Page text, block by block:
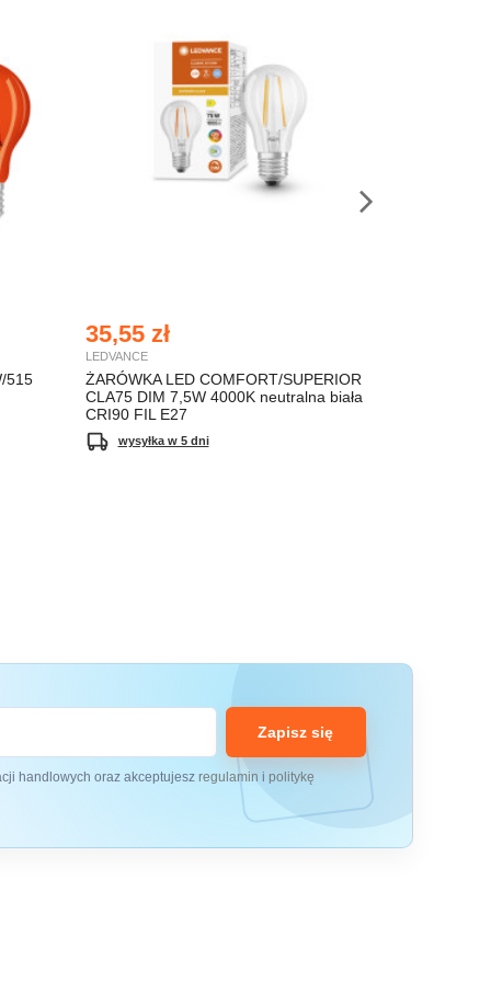
515
35,55 zł
LEDVANCE
ŻARÓWKA LED COMFORT/SUPERIOR
CLA75 DIM 7,5W 4000K neutralna biała
CRI90 FIL E27
wysyłka w 5 dni
Zapisz się
handlowych oraz akceptujesz regulamin i politykę